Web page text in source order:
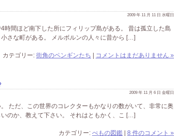
2009 年 11 月 11 日 水曜日
間ほど南下した所にフィリップ島がある。 昔は孤立した島
さな町がある。 メルボルンの人々に昔から […]
カテゴリー: 街角のペンギンたち コメントはまだありません »
2009 年 11 月 6 日 金曜日
ただ、この世界のコレクターもかなりの数がいて、非常に奥
のか、教えて下さい。 それはともかく、こ […]
カテゴリー: ぺもの図鑑 8 件のコメント »